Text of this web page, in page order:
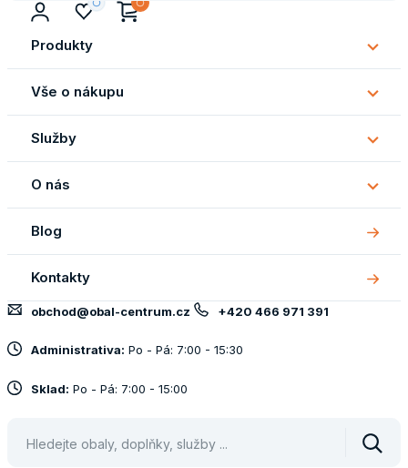
Produkty
Vše o nákupu
Vše
o
Služby
O nás
O
nás
Blog
Kontakty
obchod@obal-centrum.cz +420 466 971 391
Administrativa: Po - Pá: 7:00 - 15:30
Sklad: Po - Pá: 7:00 - 15:00